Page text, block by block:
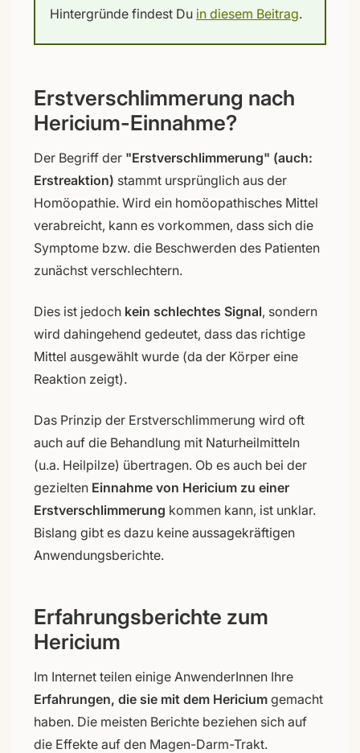
Hintergründe findest Du in diesem Beitrag.
Erstverschlimmerung nach
Hericium-Einnahme?
Der Begriff der "Erstverschlimmerung" (auch:
Erstreaktion) stammt ursprünglich aus der
Homöopathie. Wird ein homöopathisches Mittel
verabreicht, kann es vorkommen, dass sich die
Symptome bzw. die Beschwerden des Patienten
zunächst verschlechtern.
Dies ist jedoch kein schlechtes Signal, sondern
wird dahingehend gedeutet, dass das richtige
Mittel ausgewählt wurde (da der Körper eine
Reaktion zeigt).
Das Prinzip der Erstverschlimmerung wird oft
auch auf die Behandlung mit Naturheilmitteln
(u.a. Heilpilze) übertragen. Ob es auch bei der
gezielten Einnahme von Hericium zu einer
Erstverschlimmerung kommen kann, ist unklar.
Bislang gibt es dazu keine aussagekräftigen
Anwendungsberichte.
Erfahrungsberichte zum
Hericium
Im Internet teilen einige AnwenderInnen Ihre
Erfahrungen, die sie mit dem Hericium gemacht
haben. Die meisten Berichte beziehen sich auf
die Effekte auf den Magen-Darm-Trakt.